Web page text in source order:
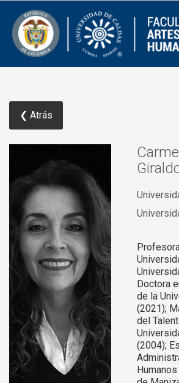
❮ Atrás
Doctora
de la
(2021);
del
(2004);